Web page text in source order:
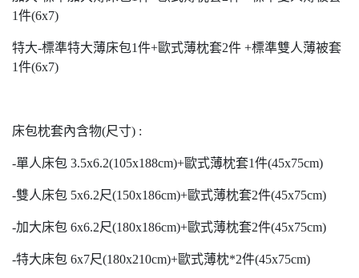
1件(6x7)
特大-標準特大薄床包1件+歐式薄枕套2件 +標準雙人薄被套
1件(6x7)
床包枕套內含物(尺寸) :
-單人床包 3.5x6.2(105x188cm)+歐式薄枕套1件(45x75cm)
-雙人床包 5x6.2尺(150x186cm)+歐式薄枕套2件(45x75cm)
-加大床包 6x6.2尺(180x186cm)+歐式薄枕套2件(45x75cm)
-特大床包 6x7尺(180x210cm)+歐式薄枕*2件(45x75cm)